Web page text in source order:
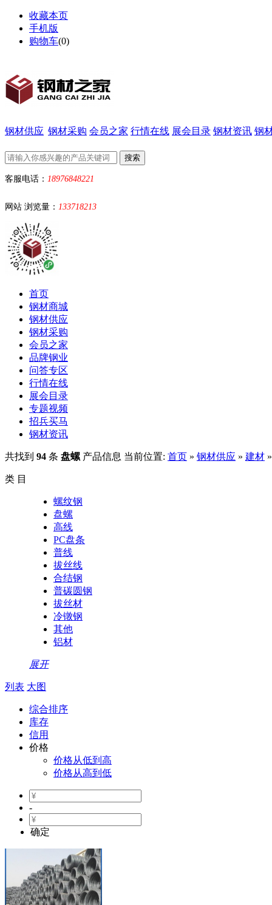
收藏本页
手机版
购物车(0)
钢材供应 钢材采购 会员之家 行情在线 展会目录 钢材资讯 钢
客服电话： 18976848221
网站 浏览量： 133718213
首页
钢材商城
钢材供应
钢材采购
会员之家
品牌钢业
问答专区
行情在线
展会目录
专题视频
招兵买马
钢材资讯
共找到 94 条 盘螺 产品信息 当前位置: 首页 » 钢材供应 » 建材
类 目
螺纹钢
盘螺
高线
PC盘条
普线
拔丝线
合结钢
普碳圆钢
拔丝材
冷镦钢
其他
铝材
展开
列表 大图
综合排序
库存
信用
价格
价格从低到高
价格从高到低
-
确定